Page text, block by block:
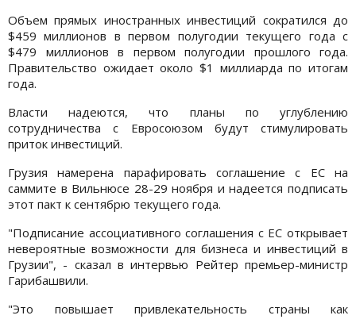
Объем прямых иностранных инвестиций сократился до
$459 миллионов в первом полугодии текущего года с
$479 миллионов в первом полугодии прошлого года.
Правительство ожидает около $1 миллиарда по итогам
года.
Власти надеются, что планы по углублению
сотрудничества с Евросоюзом будут стимулировать
приток инвестиций.
Грузия намерена парафировать соглашение с ЕС на
саммите в Вильнюсе 28-29 ноября и надеется подписать
этот пакт к сентябрю текущего года.
"Подписание ассоциативного соглашения с ЕС открывает
невероятные возможности для бизнеса и инвестиций в
Грузии", - сказал в интервью Рейтер премьер-министр
Гарибашвили.
"Это повышает привлекательность страны как